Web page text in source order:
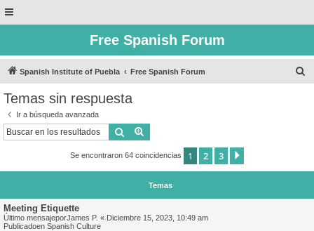
Free Spanish Forum
Spanish Institute of Puebla Free Spanish Forum
Temas sin respuesta
Ir a búsqueda avanzada
Buscar
Se encontraron 64 coincidencias 1 2 3
Temas
Meeting Etiquette
Último mensajeporJames P. « Diciembre 15, 2023, 10:49 am
Publicadoen Spanish Culture